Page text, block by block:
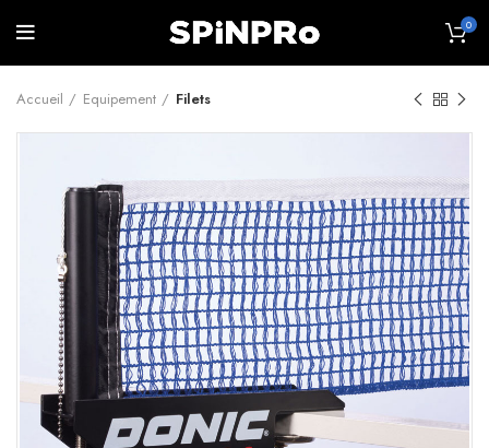
0
Accueil Equipement Filets